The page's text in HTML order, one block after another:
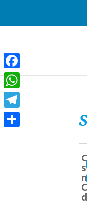
Facebook
WhatsApp
Telegram